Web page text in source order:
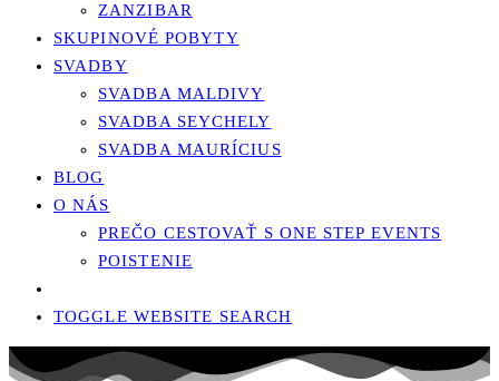
ZANZIBAR
SKUPINOVÉ POBYTY
SVADBY
SVADBA MALDIVY
SVADBA SEYCHELY
SVADBA MAURÍCIUS
BLOG
O NÁS
PREČO CESTOVAŤ S ONE STEP EVENTS
POISTENIE
TOGGLE WEBSITE SEARCH